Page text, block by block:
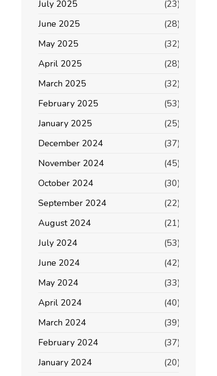
July 2025
(23)
June 2025
(28)
May 2025
(32)
April 2025
(28)
March 2025
(32)
February 2025
(53)
January 2025
(25)
December 2024
(37)
November 2024
(45)
October 2024
(30)
September 2024
(22)
August 2024
(21)
July 2024
(53)
June 2024
(42)
May 2024
(33)
April 2024
(40)
March 2024
(39)
February 2024
(37)
January 2024
(20)